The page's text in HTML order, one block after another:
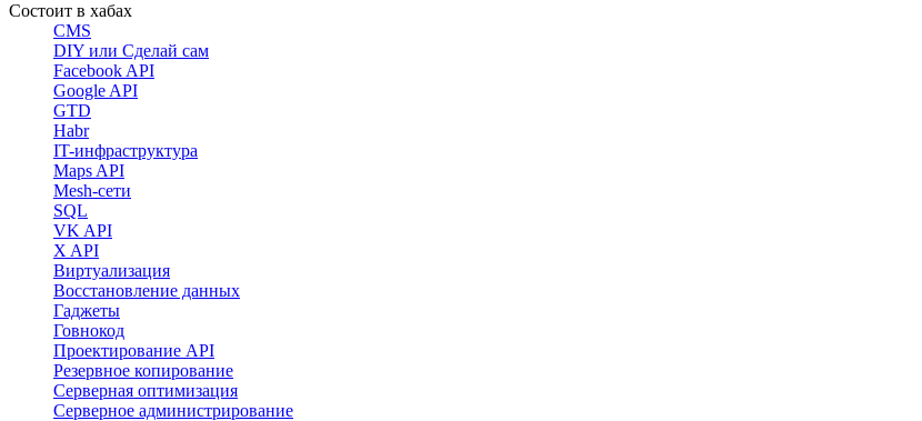
Состоит в хабах
CMS
DIY или Сделай сам
Facebook API
Google API
GTD
Habr
IT-инфраструктура
Maps API
Mesh-сети
SQL
VK API
X API
Виртуализация
Восстановление данных
Гаджеты
Говнокод
Проектирование API
Резервное копирование
Серверная оптимизация
Серверное администрирование